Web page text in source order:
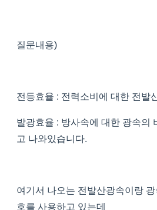
질문내용)
전등효율 : 전력소비에 대한 전발
발광효율 : 방사속에 대한
고 나와있습니다.
여기서 나오는 전발산광속이랑 광
호를 사용하고 있는데